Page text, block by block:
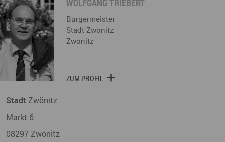
WOLFGANG TRIEBERT
Bürgermeister
Stadt Zwönitz
Zwönitz
ZUM PROFIL
Stadt Zwönitz
Markt 6
08297 Zwönitz